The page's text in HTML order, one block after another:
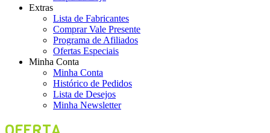
Extras
Lista de Fabricantes
Comprar Vale Presente
Programa de Afiliados
Ofertas Especiais
Minha Conta
Minha Conta
Histórico de Pedidos
Lista de Desejos
Minha Newsletter